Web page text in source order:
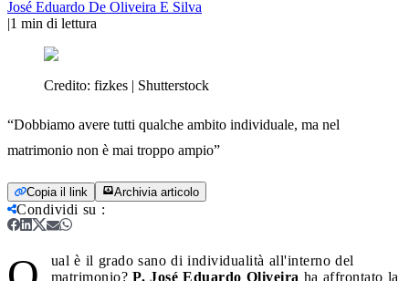
José Eduardo De Oliveira E Silva
|1 min di lettura
Credito: fizkes | Shutterstock
“Dobbiamo avere tutti qualche ambito individuale, ma nel
matrimonio non è mai troppo ampio”
Copia il link Archivia articolo
Condividi su :
ual è il grado sano di individualità all'interno del
matrimonio? P. José Eduardo Oliveira ha affrontato la